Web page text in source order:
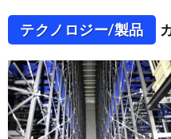
テクノロジー/製品